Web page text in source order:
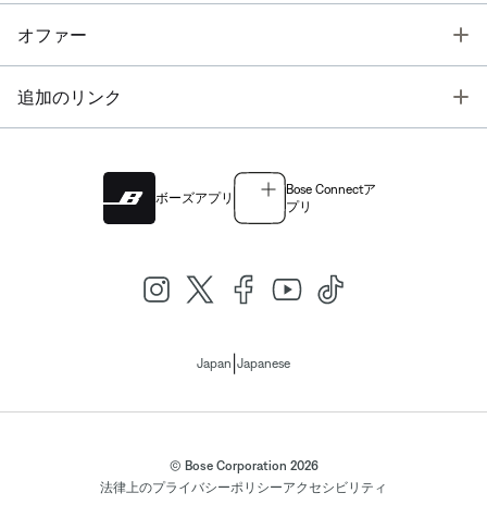
オファー
追加のリンク
ボーズアプリ
Bose Connectア
プリ
Japan Japanese
© Bose Corporation 2026
法律上のプライバシーポリシーアクセシビリティ